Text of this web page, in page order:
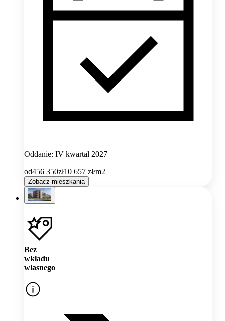
Oddanie: IV kwartał 2027
od456 350zł10 657 zł/m2
Zobacz mieszkania
Bez
wkładu
własnego